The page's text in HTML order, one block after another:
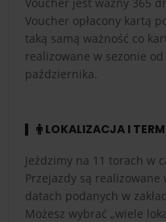
Voucher opłacony kartą
taką samą ważność co
realizowane w sezonie
października.
LOKALIZACJA I
Jeździmy na 11 torach w
Przejazdy są realizowane
datach podanych w
Możesz wybrać „wiele